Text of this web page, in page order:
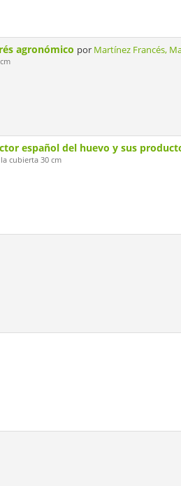
agronómico por Martínez Francés,
español del huevo y sus
cubierta 30 cm